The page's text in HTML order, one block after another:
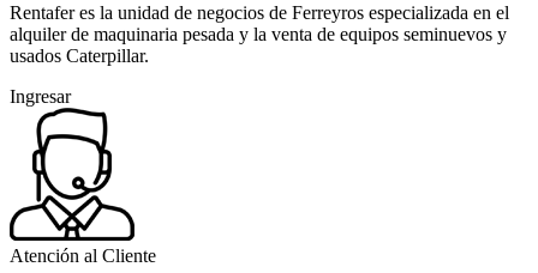
Rentafer es la unidad de negocios de Ferreyros especializada en el
alquiler de maquinaria pesada y la venta de equipos seminuevos y
usados Caterpillar.
Ingresar
Atención al Cliente